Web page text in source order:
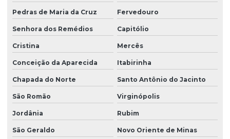
Pedras de Maria da Cruz Fervedouro
Senhora dos Remédios Capitólio
Cristina Mercês
Conceição da Aparecida Itabirinha
Chapada do Norte Santo Antônio do Jacinto
São Romão Virginópolis
Jordânia Rubim
São Geraldo Novo Oriente de Minas